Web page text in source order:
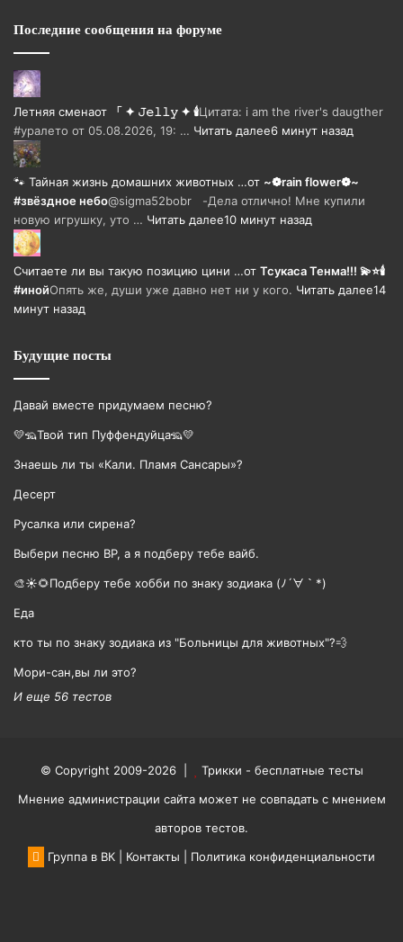
Последние сообщения на форуме
Летняя сменаот 「 ✦ 𝙹𝚎𝚕𝚕𝚢 ✦ 🕯️Цитата: i am the river's daugther
#уралето от 05.08.2026, 19: … Читать далее6 минут назад
🐾 Тайная жизнь домашних животных …от ~❁rain flower❁~
#звёздное небо@sigma52bobr -Дела отлично! Мне купили
новую игрушку, уто … Читать далее10 минут назад
Считаете ли вы такую позицию цини …от Тсукаса Тенма!!! 💫⭐🕯️
#инойОпять же, души уже давно нет ни у кого. Читать далее14
минут назад
Будущие посты
Давай вместе придумаем песню?
💛🦡Твой тип Пуффендуйца🦡💛
Знаешь ли ты «Кали. Пламя Сансары»?
Десерт
Русалка или сирена?
Выбери песню BP, а я подберу тебе вайб.
🎨☀🌻Подберу тебе хобби по знаку зодиака (ﾉ´∀｀*)
Еда
кто ты по знаку зодиака из "Больницы для животных"?💨
Мори-сан,вы ли это?
И еще 56 тестов
© Copyright 2009-2026 |
Трикки - бесплатные тесты
Мнение администрации сайта может не совпадать с мнением
авторов тестов.
Группа в ВК
Контакты Политика конфиденциальности